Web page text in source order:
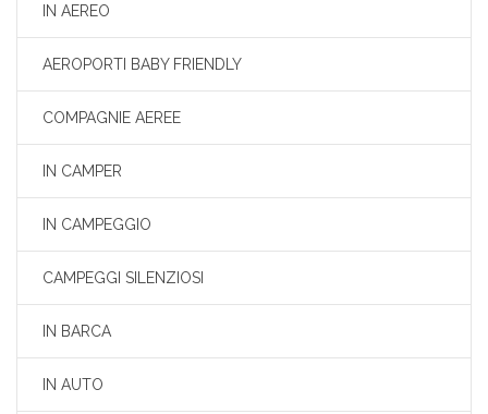
IN AEREO
AEROPORTI BABY FRIENDLY
COMPAGNIE AEREE
IN CAMPER
IN CAMPEGGIO
CAMPEGGI SILENZIOSI
IN BARCA
IN AUTO